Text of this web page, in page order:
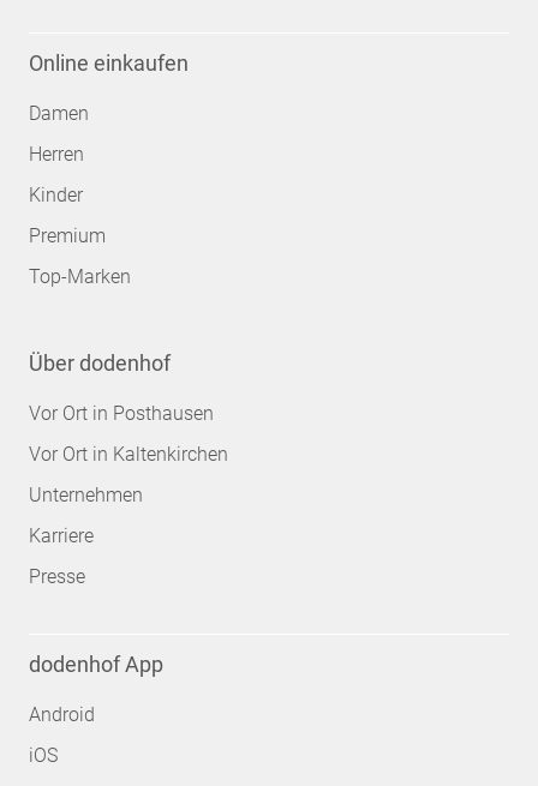
Online einkaufen
Damen
Herren
Kinder
Premium
Top-Marken
Über dodenhof
Vor Ort in Posthausen
Vor Ort in Kaltenkirchen
Unternehmen
Karriere
Presse
dodenhof App
Android
iOS